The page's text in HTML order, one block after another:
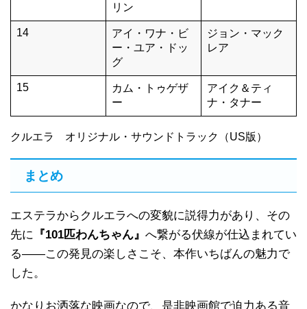
リン
14
アイ・ワナ・ビ
ー・ユア・ドッ
グ
ジョン・マック
レア
15
カム・トゥゲザ
ー
アイク＆ティ
ナ・タナー
クルエラ オリジナル・サウンドトラック（US版）
まとめ
エステラからクルエラへの変貌に説得力があり、その
先に
『101匹わんちゃん』 へ繋がる伏線が仕込まれてい
る——この発見の楽しさこそ、本作いちばんの魅力で
した。
かなりお洒落な映画なので、是非映画館で迫力ある音